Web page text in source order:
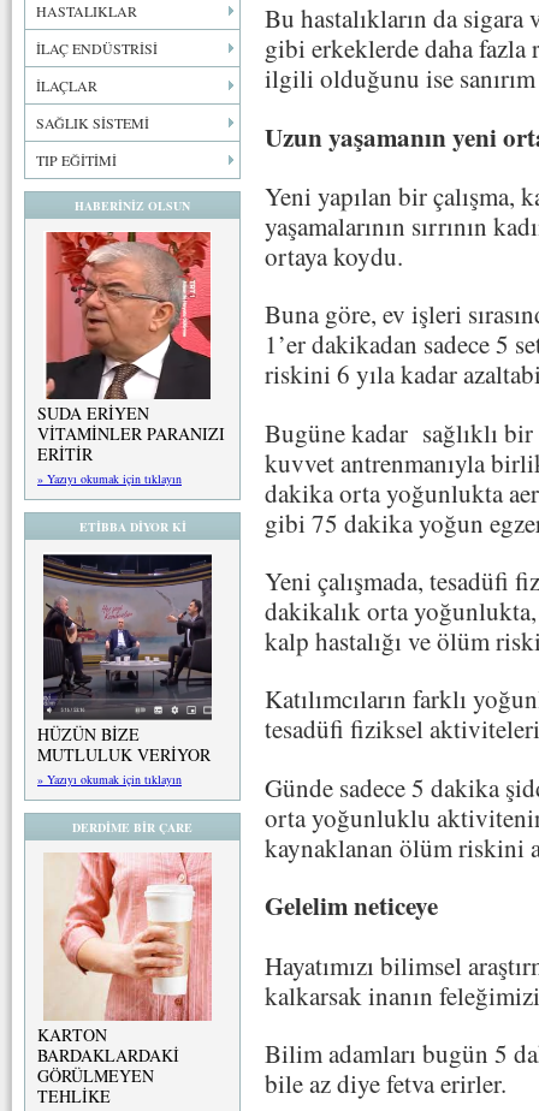
HASTALIKLAR
İLAÇ ENDÜSTRİSİ
İLAÇLAR
SAĞLIK SİSTEMİ
TIP EĞİTİMİ
HABERİNİZ OLSUN
SUDA ERİYEN
VİTAMİNLER PARANIZI
ERİTİR
» Yazıyı okumak için tıklayın
ETİBBA DİYOR Kİ
HÜZÜN BİZE
MUTLULUK VERİYOR
» Yazıyı okumak için tıklayın
DERDİME BİR ÇARE
KARTON
BARDAKLARDAKİ
GÖRÜLMEYEN
TEHLİKE
Bu hastalıkların da sigara
gibi erkeklerde daha fazla
ilgili olduğunu ise
Uzun yaşamanın yeni
Yeni yapılan bir çalışma,
yaşamalarının sırrının
ortaya koydu.
Buna göre, ev işleri
1’er dakikadan sadece 5
riskini 6 yıla kadar
Bugüne kadar sağlıklı
kuvvet antrenmanıyla
dakika orta yoğunlukta
gibi 75 dakika yoğun
Yeni çalışmada, tesadüfi
dakikalık orta
kalp hastalığı ve ölüm
Katılımcıların farklı
tesadüfi fiziksel
Günde sadece 5 dakika
orta yoğunluklu
kaynaklanan ölüm riskini
Gelelim neticeye
Hayatımızı bilimsel
kalkarsak inanın feleğimizi
Bilim adamları bugün 5
bile az diye fetva erirler.